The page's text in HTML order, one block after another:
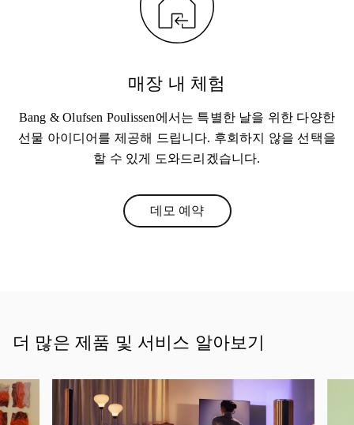
매장 내 체험
Bang & Olufsen Poulissen에서는 특별한 날을 위한 다양한
선물 아이디어를 제공해 드립니다. 후회하지 않을 선택을
할 수 있게 도와드리겠습니다.
데모 예약Link Opens in New Tab
더 많은 제품 및 서비스 알아보기